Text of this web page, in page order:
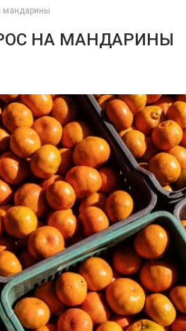
мандарины
НА МАНДАРИНЫ